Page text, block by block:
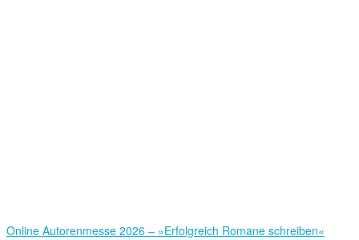
Online Autorenmesse 2026 – »Erfolgreich Romane schreiben«